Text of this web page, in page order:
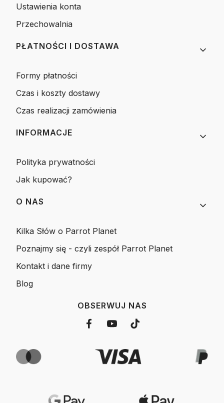
Ustawienia konta
Przechowalnia
PŁATNOŚCI I DOSTAWA
Formy płatności
Czas i koszty dostawy
Czas realizacji zamówienia
INFORMACJE
Polityka prywatności
Jak kupować?
O NAS
Kilka Słów o Parrot Planet
Poznajmy się - czyli zespół Parrot Planet
Kontakt i dane firmy
Blog
OBSERWUJ NAS